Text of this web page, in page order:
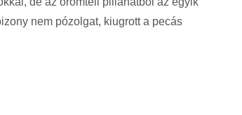
nem pózolgat, kiugrott a pecás